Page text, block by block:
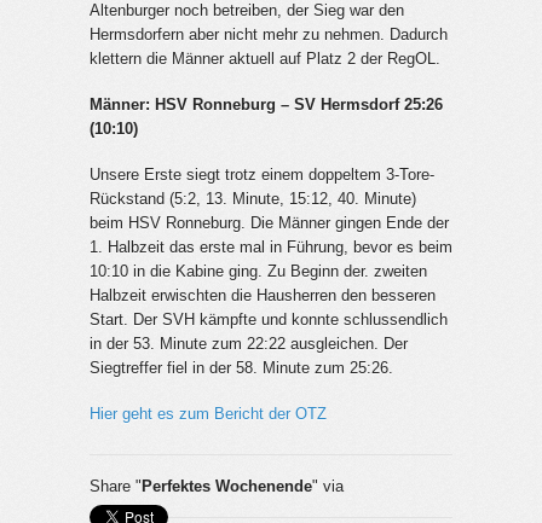
Altenburger noch betreiben, der Sieg war den
Hermsdorfern aber nicht mehr zu nehmen. Dadurch
klettern die Männer aktuell auf Platz 2 der RegOL.
Männer: HSV Ronneburg – SV Hermsdorf 25:26
(10:10)
Unsere Erste siegt trotz einem doppeltem 3-Tore-
Rückstand (5:2, 13. Minute, 15:12, 40. Minute)
beim HSV Ronneburg. Die Männer gingen Ende der
1. Halbzeit das erste mal in Führung, bevor es beim
10:10 in die Kabine ging. Zu Beginn der. zweiten
Halbzeit erwischten die Hausherren den besseren
Start. Der SVH kämpfte und konnte schlussendlich
in der 53. Minute zum 22:22 ausgleichen. Der
Siegtreffer fiel in der 58. Minute zum 25:26.
Hier geht es zum Bericht der OTZ
Share " Perfektes Wochenende" via